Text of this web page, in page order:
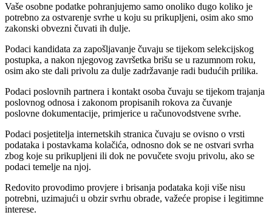
Vaše osobne podatke pohranjujemo samo onoliko dugo koliko je
potrebno za ostvarenje svrhe u koju su prikupljeni, osim ako smo
zakonski obvezni čuvati ih dulje.
Podaci kandidata za zapošljavanje čuvaju se tijekom selekcijskog
postupka, a nakon njegovog završetka brišu se u razumnom roku,
osim ako ste dali privolu za dulje zadržavanje radi budućih prilika.
Podaci poslovnih partnera i kontakt osoba čuvaju se tijekom trajanja
poslovnog odnosa i zakonom propisanih rokova za čuvanje
poslovne dokumentacije, primjerice u računovodstvene svrhe.
Podaci posjetitelja internetskih stranica čuvaju se ovisno o vrsti
podataka i postavkama kolačića, odnosno dok se ne ostvari svrha
zbog koje su prikupljeni ili dok ne povučete svoju privolu, ako se
podaci temelje na njoj.
Redovito provodimo provjere i brisanja podataka koji više nisu
potrebni, uzimajući u obzir svrhu obrade, važeće propise i legitimne
interese.